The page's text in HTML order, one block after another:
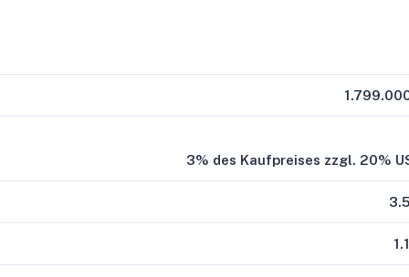
3% des Kaufpreises zzgl. 20%